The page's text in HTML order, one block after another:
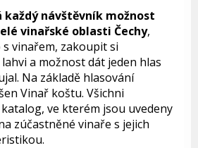
každý návštěvník možnost
vinařské oblasti Čechy,
vinařem, zakoupit si
a možnost dát jeden hlas
Na základě hlasování
Vinař koštu. Všichni
ve kterém jsou uvedeny
zúčastněné vinaře s jejich